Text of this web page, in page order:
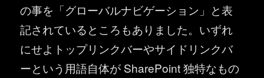
の事を「グローバルナビゲーション」と表
記されているところもありました。いずれ
にせよトップリンクバーやサイドリンクバ
ーという用語自体が SharePoint 独特なもの